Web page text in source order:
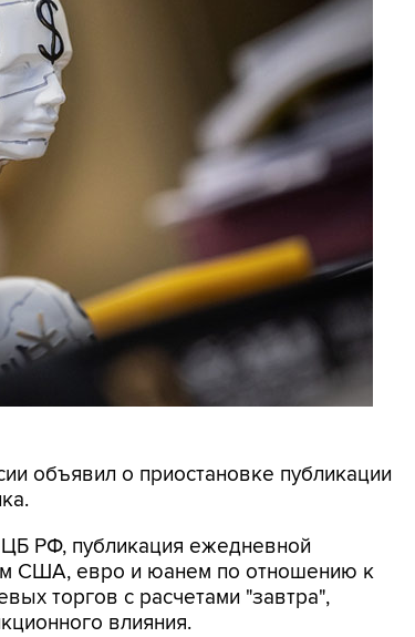
объявил о приостановке публикации
РФ, публикация ежедневной
США, евро и юанем по отношению к
торгов с расчетами "завтра",
влияния.